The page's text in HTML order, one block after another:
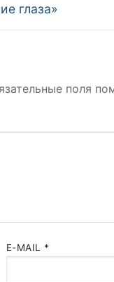
глаза»
поля
E-MAIL *